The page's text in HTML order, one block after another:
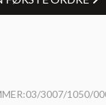
3007/1050/